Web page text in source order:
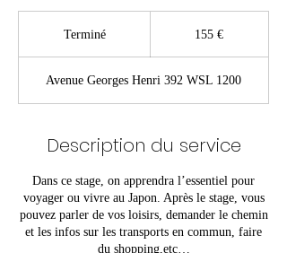
TerminéT
m
i
155 €
Avenue Georges Henri 392 WSL 1200
Description du service
Dans ce stage, on apprendra l’essentiel pour
voyager ou vivre au Japon. Après le stage, vous
pouvez parler de vos loisirs, demander le chemin
et les infos sur les transports en commun, faire
du shopping,etc…